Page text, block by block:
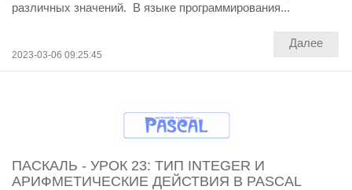
различных значений. В языке программирования...
2023-03-06 09:25:45
Далее
ПАСКАЛЬ - УРОК 23: ТИП INTEGER И
АРИФМЕТИЧЕСКИЕ ДЕЙСТВИЯ В PASCAL